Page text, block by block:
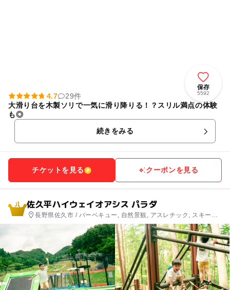
保存
5592
4.7
29件
大滑り台を木製ソリで一気に滑り降りる！？スリル満点の体験
も◎
続きをみる
チケットを見る クーポンを見る
1 佐久平ハイウェイオアシス パラダ
長野県佐久市 / バーベキュー, 自然景観, アスレチック, スキー場,
観光, 自然体験・アクティビティ